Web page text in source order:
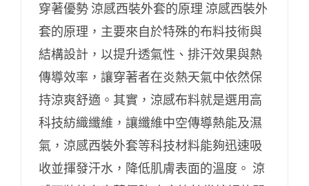
穿著優勢 涼感西裝外套的原理 涼感西裝外
套的原理，主要來自於特殊的布料技術與
結構設計，以提升透氣性、排汗效果與熱
傳導效率，讓穿著者在炎熱天氣中依然保
持涼爽舒適。其實，涼感布料就是選用高
科技紡織纖維，讓纖維中空傳導熱能及濕
氣，涼感西裝外套等科技材料能夠迅速吸
收並揮發汗水，降低肌膚表面的溫度。 涼